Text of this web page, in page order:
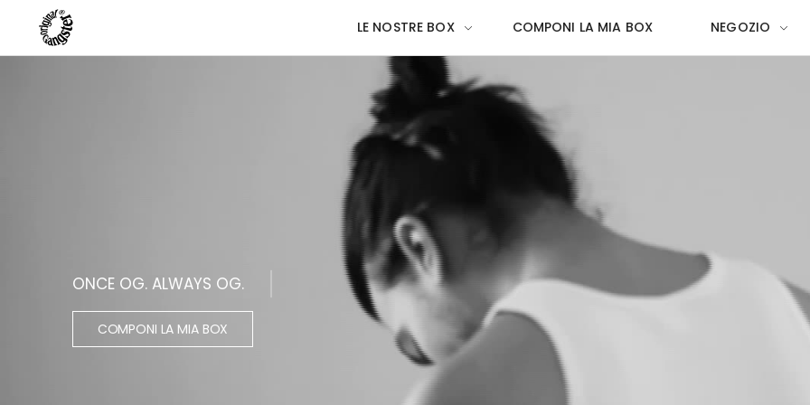
LE NOSTRE BOX COMPONI LA MIA BOX NEGOZIO
ONCE OG. ALWAYS OG.
COMPONI LA MIA BOX